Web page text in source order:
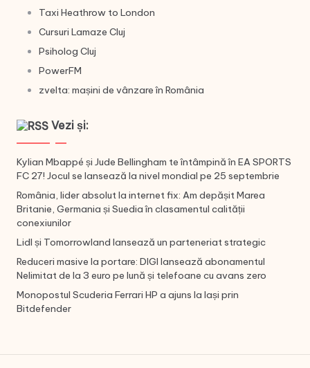
Taxi Heathrow to London
Cursuri Lamaze Cluj
Psiholog Cluj
PowerFM
zvelta: mașini de vânzare în România
Vezi și:
Kylian Mbappé și Jude Bellingham te întâmpină în EA SPORTS
FC 27! Jocul se lansează la nivel mondial pe 25 septembrie
România, lider absolut la internet fix: Am depășit Marea
Britanie, Germania și Suedia în clasamentul calității
conexiunilor
Lidl și Tomorrowland lansează un parteneriat strategic
Reduceri masive la portare: DIGI lansează abonamentul
Nelimitat de la 3 euro pe lună și telefoane cu avans zero
Monopostul Scuderia Ferrari HP a ajuns la Iași prin
Bitdefender